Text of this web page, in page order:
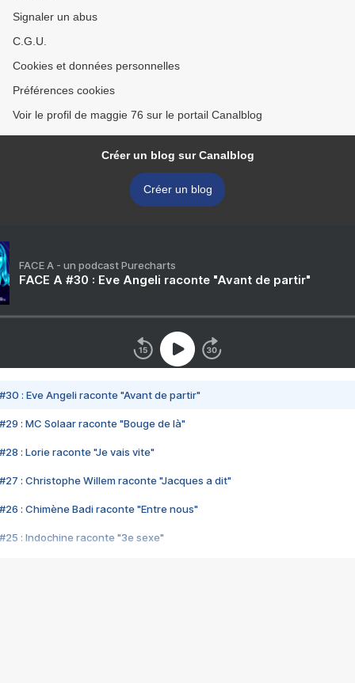
Signaler un abus
C.G.U.
Cookies et données personnelles
Préférences cookies
Voir le profil de maggie 76 sur le portail Canalblog
Créer un blog sur Canalblog
Créer un blog
FACE A - un podcast Purecharts
FACE A #30 : Eve Angeli raconte "Avant de partir"
#30 : Eve Angeli raconte "Avant de partir"
#29 : MC Solaar raconte "Bouge de là"
#28 : Lorie raconte "Je vais vite"
#27 : Christophe Willem raconte "Jacques a dit"
#26 : Chimène Badi raconte "Entre nous"
#25 : Indochine raconte "3e sexe"